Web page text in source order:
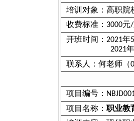
培训对象：高职院
收费标准： 3000元/
开班时间： 2021年5
2021年
联系人：何老师（
项目编号：
项目名称： 职业教